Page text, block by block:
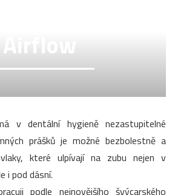
Airflow
v dentální hygieně nezastupitelné
prášků je možné bezbolestně a
které ulpívají na zubu nejen v
i pod dásní.
podle nejnovějšího švýcarského